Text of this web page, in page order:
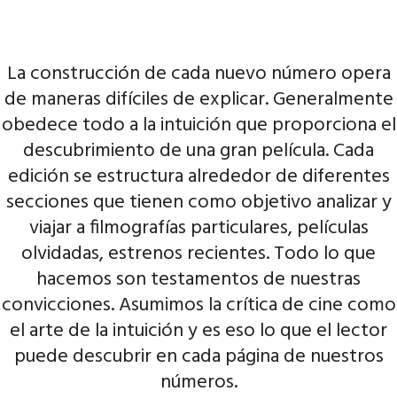
La construcción de cada nuevo número opera
de maneras difíciles de explicar. Generalmente
obedece todo a la intuición que proporciona el
descubrimiento de una gran película. Cada
edición se estructura alrededor de diferentes
secciones que tienen como objetivo analizar y
viajar a filmografías particulares, películas
olvidadas, estrenos recientes. Todo lo que
hacemos son testamentos de nuestras
convicciones. Asumimos la crítica de cine como
el arte de la intuición y es eso lo que el lector
puede descubrir en cada página de nuestros
números.